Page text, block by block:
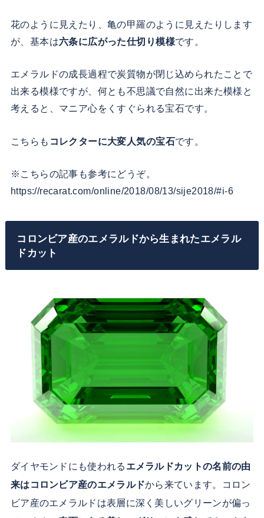
花のように見えたり、亀の甲羅のように見えたりします
が、基本は六条に広がった仕切り模様です。
エメラルドの成長過程で炭質物が閉じ込められたことで
出来る模様ですが、何とも不思議で自然に出来た模様と
考えると、マニア心をくすぐられる宝石です。
こちらも コレクターに大変人気の宝石です。
※こちらの記事も参考にどうぞ。
https://recarat.com/online/2018/08/13/sije2018/#i-6
コロンビア産のエメラルドから生まれたエメラル
ドカット
ダイヤモンドにも使われる エメラルドカットの名前の由
来はコロンビア産のエメラルドから来ています。コロン
ビア産のエメラルドは表層に深く美しいグリーンが偏っ